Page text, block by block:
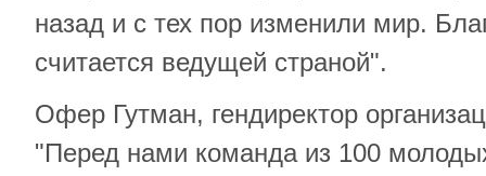
назад и с тех пор изменили мир.
считается ведущей страной".
Офер Гутман, гендиректор
"Перед нами команда из 100